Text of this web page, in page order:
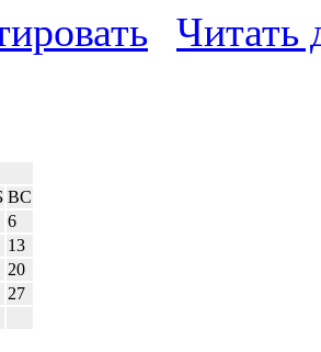
Читать
ВС
6
13
20
27